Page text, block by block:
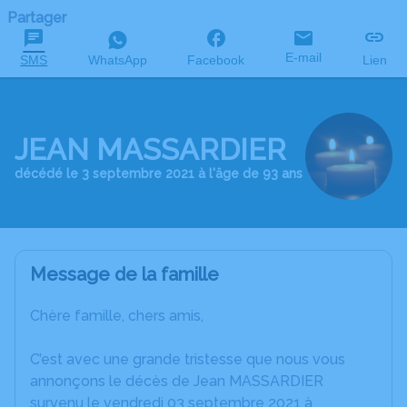
Partager
SMS WhatsApp Facebook E-mail Lien
JEAN MASSARDIER
décédé le 3 septembre 2021 à l'âge de 93 ans
Message de la famille
Chère famille, chers amis,
C’est avec une grande tristesse que nous vous
annonçons le décès de Jean MASSARDIER
survenu le vendredi 03 septembre 2021 à